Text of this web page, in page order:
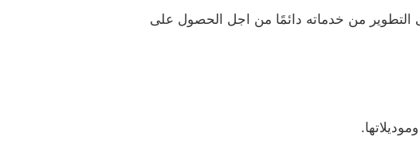
من خدماته دائمًا من اجل الحصول على